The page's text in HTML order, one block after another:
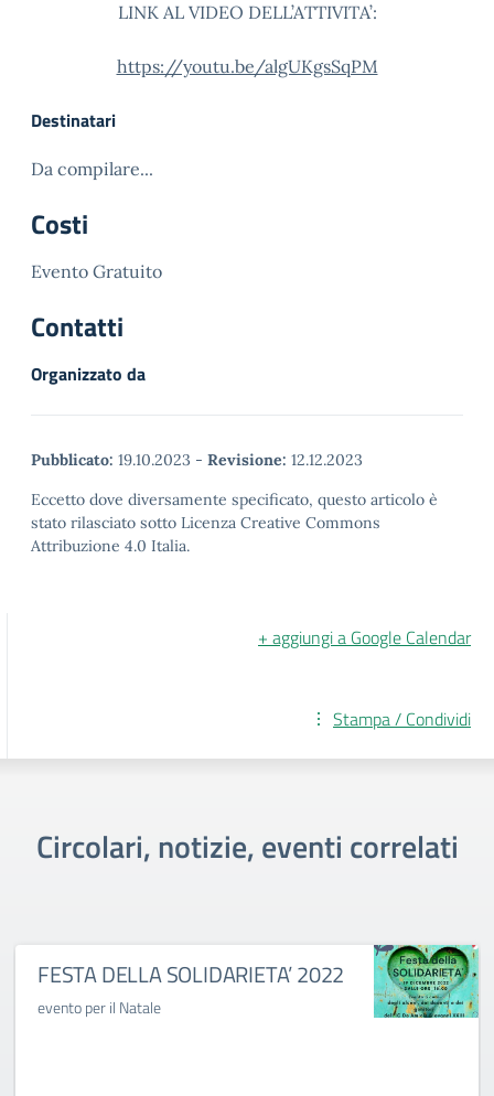
LINK AL VIDEO DELL’ATTIVITA’:
https://youtu.be/algUKgsSqPM
Destinatari
Da compilare...
Costi
Evento Gratuito
Contatti
Organizzato da
Pubblicato: 19.10.2023 - Revisione: 12.12.2023
Eccetto dove diversamente specificato, questo articolo è
stato rilasciato sotto Licenza Creative Commons
Attribuzione 4.0 Italia.
+ aggiungi a Google Calendar
Stampa / Condividi
Circolari, notizie, eventi correlati
FESTA DELLA SOLIDARIETA’ 2022
evento per il Natale